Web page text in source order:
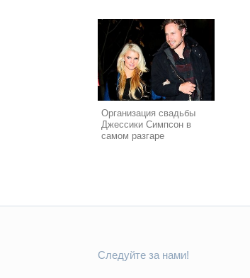
Организация свадьбы
Джессики Симпсон в
самом разгаре
Следуйте за нами!